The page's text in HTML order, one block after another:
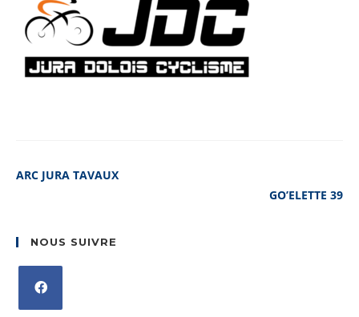
ARC JURA TAVAUX
GO’ELETTE 39
NOUS SUIVRE